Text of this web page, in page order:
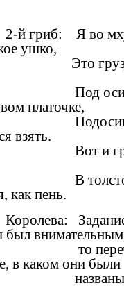
2-й гриб: Я во
ушко,
Это груздь,
Под осинами
платочке,
взять.
Вот и гриб
В толстой
как пень.
Королева:
был
то
в каком они были
названы в